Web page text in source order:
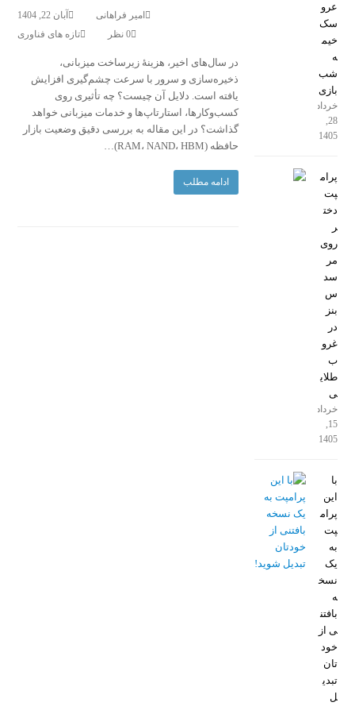
آبان 22, 1404
امیر فراهانی
تازه های فناوری
0 نظر
در سال‌های اخیر، هزینهٔ زیرساخت میزبانی،
ذخیره‌سازی و سرور با سرعت چشم‌گیری افزایش
یافته است. دلایل آن چیست؟ چه تأثیری روی
کسب‌وکارها، استارتاپ‌ها و خدمات میزبانی خواهد
گذاشت؟ در این مقاله به بررسی دقیق وضعیت بازار
حافظه (RAM، NAND، HBM)…
ادامه مطلب
عرو
سک
خیم
ه
شب
بازی
خرداد
28,
1405
پرام
پت
دخت
ر
روی
مر
سد
س
بنز
در
غرو
ب
طلای
ی
خرداد
15,
1405
با
این
پرام
پت
به
یک
نسخ
ه
بافتن
ی از
خود
تان
تبدی
ل